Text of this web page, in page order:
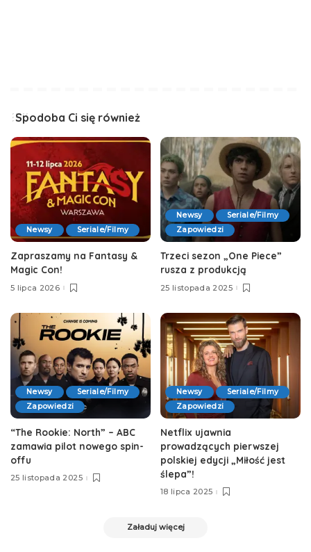
Spodoba Ci się również
Newsy Seriale/Filmy
Zapraszamy na Fantasy &
Magic Con!
5 lipca 2026
Newsy
Seriale/Filmy
Zapowiedzi
Trzeci sezon „One Piece”
rusza z produkcją
25 listopada 2025
Newsy
Seriale/Filmy
Zapowiedzi
“The Rookie: North” – ABC
zamawia pilot nowego spin-
offu
25 listopada 2025
Newsy
Seriale/Filmy
Zapowiedzi
Netflix ujawnia
prowadzących pierwszej
polskiej edycji „Miłość jest
ślepa”!
18 lipca 2025
Załaduj więcej